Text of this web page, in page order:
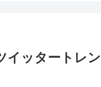
イッタートレ